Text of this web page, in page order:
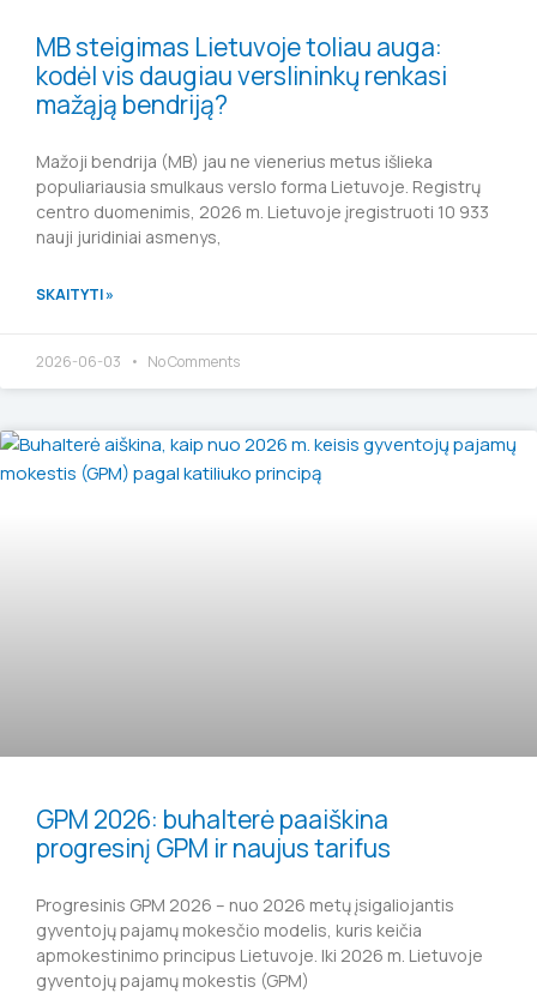
MB steigimas Lietuvoje toliau auga:
kodėl vis daugiau verslininkų renkasi
mažąją bendriją?
Mažoji bendrija (MB) jau ne vienerius metus išlieka
populiariausia smulkaus verslo forma Lietuvoje. Registrų
centro duomenimis, 2026 m. Lietuvoje įregistruoti 10 933
nauji juridiniai asmenys,
SKAITYTI »
2026-06-03 No Comments
GPM 2026: buhalterė paaiškina
progresinį GPM ir naujus tarifus
Progresinis GPM 2026 – nuo 2026 metų įsigaliojantis
gyventojų pajamų mokesčio modelis, kuris keičia
apmokestinimo principus Lietuvoje. Iki 2026 m. Lietuvoje
gyventojų pajamų mokestis (GPM)